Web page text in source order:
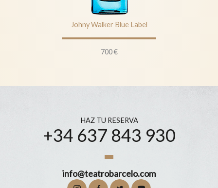
Johny Walker Blue Label
700 €
HAZ TU RESERVA
+34 637 843 930
info@teatrobarcelo.com